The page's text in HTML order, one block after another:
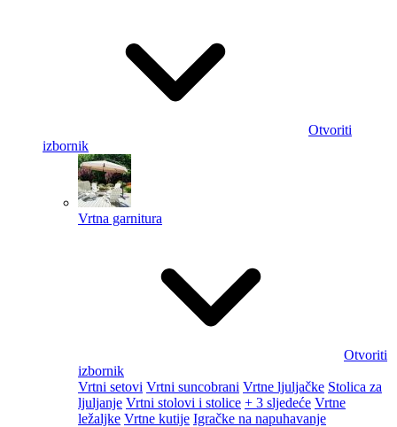
Otvoriti
izbornik
Vrtna garnitura
Otvoriti
izbornik
Vrtni setovi Vrtni suncobrani Vrtne ljuljačke Stolica za
ljuljanje Vrtni stolovi i stolice + 3 sljedeće Vrtne
ležaljke Vrtne kutije Igračke na napuhavanje